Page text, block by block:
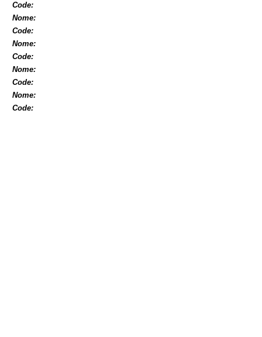
Code:
Nome:
Code:
Nome:
Code:
Nome:
Code:
Nome:
Code: